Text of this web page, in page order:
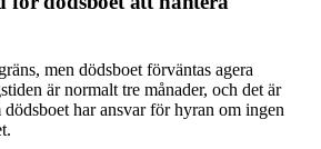
men dödsboet förväntas agera
är normalt tre månader, och det är
har ansvar för hyran om ingen